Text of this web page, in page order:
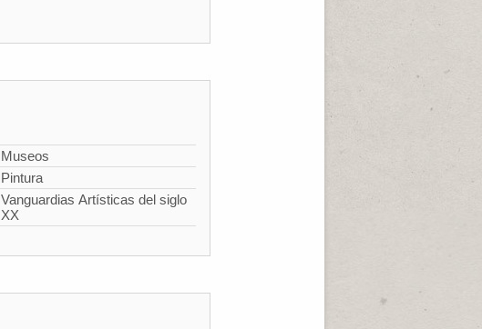
Museos
Pintura
Vanguardias Artísticas del siglo
XX